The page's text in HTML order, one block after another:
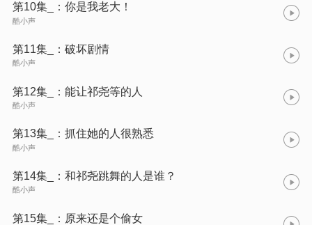
第10集_：你是我老大！
酷小声
第11集_：破坏剧情
酷小声
第12集_：能让祁尧等的人
酷小声
第13集_：抓住她的人很熟悉
酷小声
第14集_：和祁尧跳舞的人是谁？
酷小声
第15集_：原来还是个偷女